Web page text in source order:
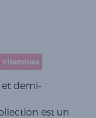
Vitamines
et demi-
est un